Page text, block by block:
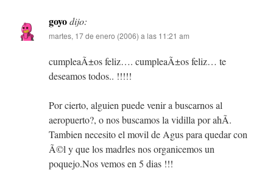
goyodijo:
martes, 17 de enero (2006) a las 11:21 am
cumpleaÃ±os feliz…. cumpleaÃ±os feliz… te
deseamos todos.. !!!!!
Por cierto, alguien puede venir a buscarnos al
aeropuerto?, o nos buscamos la vidilla por ahÃ­.
Tambien necesito el movil de Agus para quedar con
Ã©l y que los madrles nos organicemos un
poquejo.Nos vemos en 5 dias !!!